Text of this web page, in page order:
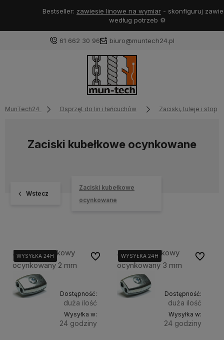
Bestseller:zawiesie linowe na wymiar- skonfiguruj zawiesie
według potrzeb ⚙️
61 662 30 96 biuro@muntech24.pl
MunTech24 Osprzęt do lin i łańcuchów Zaciski, tuleje i
Zaciski kubełkowe ocynkowane
Wstecz
Zaciski kubełkowe
ocynkowane
Zacisk kubełkowy
ocynkowany 2 mm
WYSYŁKA 24H
WYSYŁKA 24H
Dostępność:
duża ilość
Wysyłka w:
24 godziny
Do ulubionychZacisk kubełkowy
ocynkowany 3 mm
WYSYŁKA 24H
WYSYŁKA 24H
Dostępność:
duża ilość
Wysyłka w:
24 godziny
Do